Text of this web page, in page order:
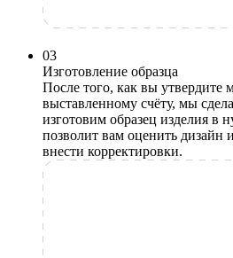
03
Изготовление образца
После того, как вы утвердите
выставленному счёту, мы
изготовим образец изделия в
позволит вам оценить дизайн
внести корректировки.